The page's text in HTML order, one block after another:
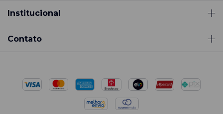
Institucional
Contato